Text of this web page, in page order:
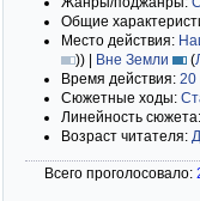
Общие
Место действия:
)) | Вне Земли (
Время действия: 20
Сюжетные ходы:
Линейность сюжета:
Возраст читателя:
Всего проголосовало: